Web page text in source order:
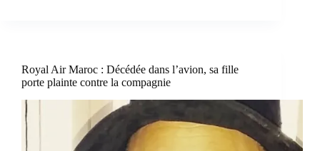
Royal Air Maroc : Décédée dans l’avion, sa fille
porte plainte contre la compagnie